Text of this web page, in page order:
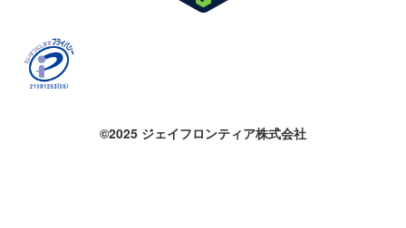
©2025 ジェイフロンティア株式会社